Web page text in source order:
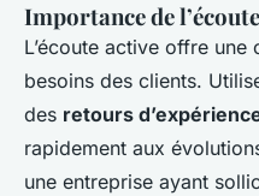
Importance de
L’écoute active offre
besoins des clients.
des retours
rapidement aux
une entreprise ayant